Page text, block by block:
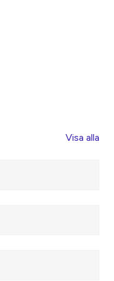
Visa alla